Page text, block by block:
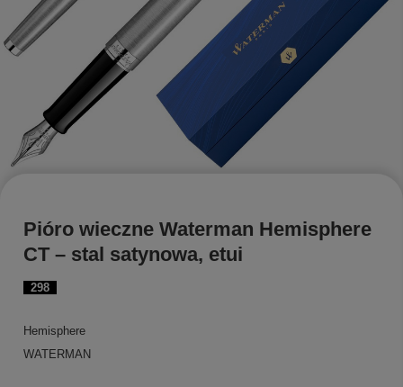
298
Pióro wieczne Waterman Hemisphere
CT – stal satynowa, etui
Hemisphere
WATERMAN